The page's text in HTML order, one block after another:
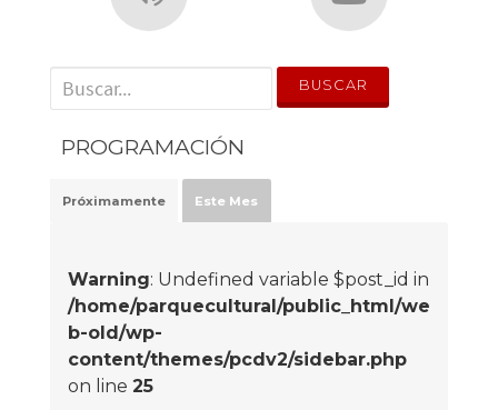
' . __('Search for:') . '
PROGRAMACIÓN
Próximamente Este Mes
Warning: Undefined variable $post_id in
/home/parquecultural/public_html/we
b-old/wp-
content/themes/pcdv2/sidebar.php
on line 25